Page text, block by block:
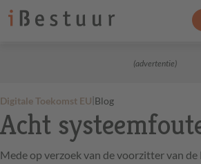
(advertentie)
Digitale Toekomst EU|Blog
Acht
Mede op verzoek van de voorzitter van